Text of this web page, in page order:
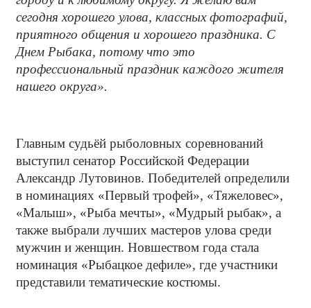
сегодня хорошего улова, классных фотографий,
приятного общения и хорошего праздника. С
Днем Рыбака, потому что это
профессиональный праздник каждого жителя
нашего округа».
Главным судьёй рыболовных соревнований
выступил сенатор Российской Федерации
Александр Лутовинов. Победителей определили
в номинациях «Первый трофей», «Тяжеловес»,
«Малыш», «Рыба мечты», «Мудрый рыбак», а
также выбрали лучших мастеров улова среди
мужчин и женщин. Новшеством года стала
номинация «Рыбацкое дефиле», где участники
представили тематические костюмы.